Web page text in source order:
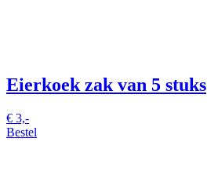
Eierkoek zak van 5 stuks
€ 3,-
Bestel